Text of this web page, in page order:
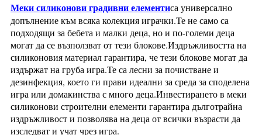
Меки силиконови градивни елементиса универсално
допълнение към всяка колекция играчки.Те не само са
подходящи за бебета и малки деца, но и по-големи деца
могат да се възползват от тези блокове.Издръжливостта на
силиконовия материал гарантира, че тези блокове могат да
издържат на груба игра.Те са лесни за почистване и
дезинфекция, което ги прави идеални за среда за споделена
игра или домакинства с много деца.Инвестирането в меки
силиконови строителни елементи гарантира дълготрайна
издръжливост и позволява на деца от всички възрасти да
изследват и учат чрез игра.